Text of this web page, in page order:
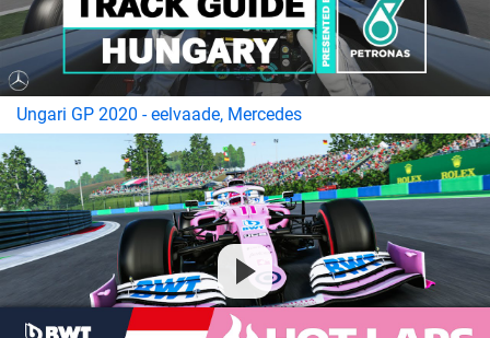
Ungari GP 2020 - eelvaade, Mercedes